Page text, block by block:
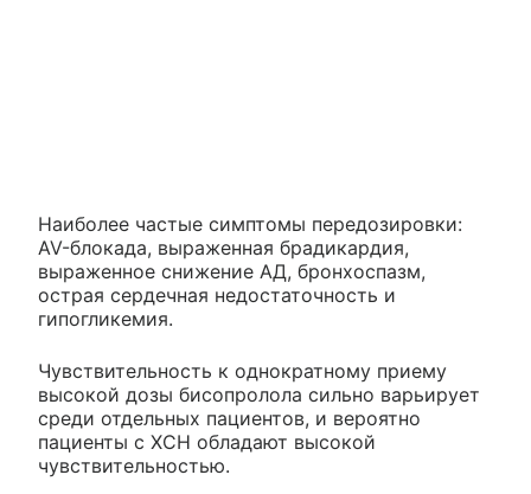
Наиболее частые симптомы передозировки:
AV-блокада, выраженная брадикардия,
выраженное снижение АД, бронхоспазм,
острая сердечная недостаточность и
гипогликемия.
Чувствительность к однократному приему
высокой дозы бисопролола сильно варьирует
среди отдельных пациентов, и вероятно
пациенты с ХСН обладают высокой
чувствительностью.